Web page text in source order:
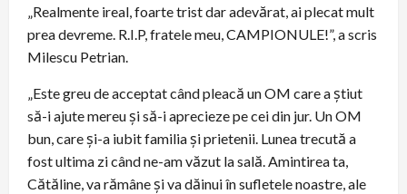
„Realmente ireal, foarte trist dar adevărat, ai plecat mult
prea devreme. R.I.P, fratele meu, CAMPIONULE!”, a scris
Milescu Petrian.
„Este greu de acceptat când pleacă un OM care a știut
să-i ajute mereu și să-i aprecieze pe cei din jur. Un OM
bun, care și-a iubit familia și prietenii. Lunea trecută a
fost ultima zi când ne-am văzut la sală. Amintirea ta,
Cătăline, va rămâne și va dăinui în sufletele noastre, ale